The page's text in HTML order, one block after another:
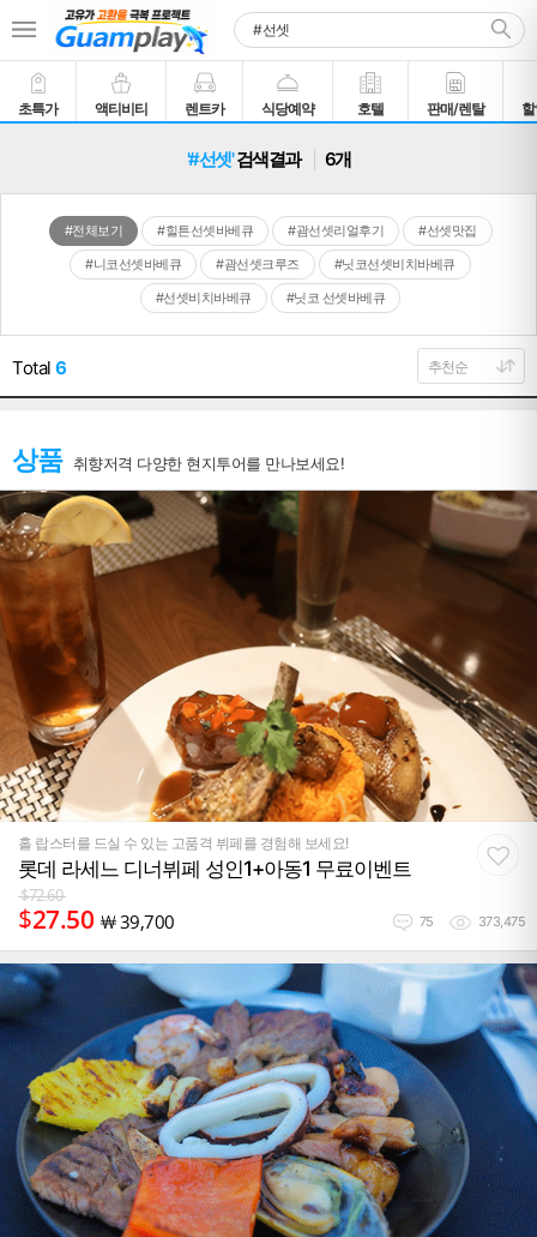
초특가 액티비티 렌트카 식당예약 호텔 판매/렌탈
'#선셋'검색결과 6개
#전체보기 #힐튼선셋바베큐 #괌선셋리얼후기
#선셋맛집
#니코선셋바베큐
#괌선셋크루즈
#닛코선셋비치바베큐
#선셋비치바베큐
#닛코 선셋바베큐
Total 6
상품 취향저격 다양한 현지투어를 만나보세요!
홀 랍스터를 드실 수 있는 고품격 뷔페를 경험해 보세요!
롯데 라세느 디너뷔페 성인1+아동1 무료이벤트
$72.60
$27.50 ￦39,700 75 373,475